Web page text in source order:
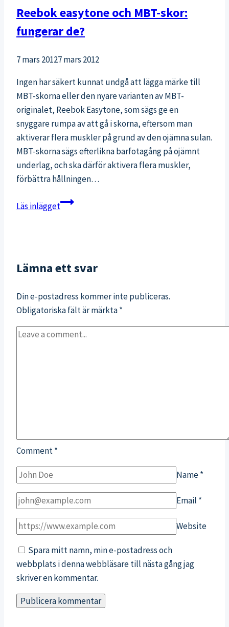
Reebok easytone och MBT-skor:
fungerar de?
7 mars 20127 mars 2012
Ingen har säkert kunnat undgå att lägga märke till
MBT-skorna eller den nyare varianten av MBT-
originalet, Reebok Easytone, som sägs ge en
snyggare rumpa av att gå i skorna, eftersom man
aktiverar flera muskler på grund av den ojämna sulan.
MBT-skorna sägs efterlikna barfotagång på ojämnt
underlag, och ska därför aktivera flera muskler,
förbättra hållningen…
Läs inläggetReebok
fungerar
Lämna ett svar
Din e-postadress kommer inte publiceras.
Obligatoriska fält är märkta*
Comment*
Name*
Email *
Website
Spara mitt namn, min e-postadress och
webbplats i denna webbläsare till nästa gång jag
skriver en kommentar.